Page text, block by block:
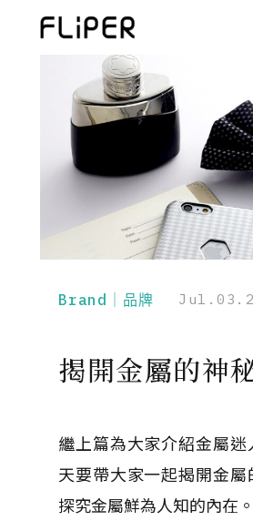
Brand｜品牌
揭開金屬的神
繼上篇為大家介紹金屬
天要帶大家一起揭開金屬
探究金屬鮮為人知的內在。